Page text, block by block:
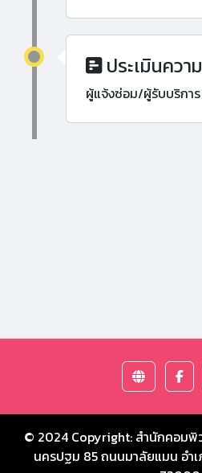
ประเมินคว
ผู้แจ้งซ่อม/ผู้รับบริการ
© 2024 Copyright: สำนักคอมพิ
นครปฐม 85 ถนนมาลัยแมน อำ